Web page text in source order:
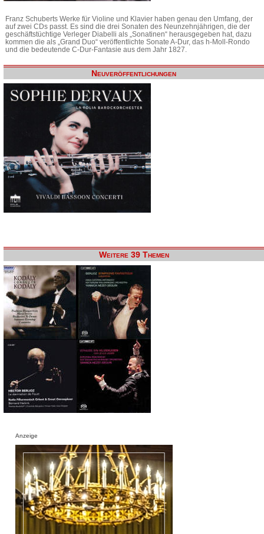
Franz Schuberts Werke für Violine und Klavier haben genau den Umfang, der
auf zwei CDs passt. Es sind die drei Sonaten des Neunzehnjährigen, die der
geschäftstüchtige Verleger Diabelli als „Sonatinen“ herausgegeben hat, dazu
kommen die als „Grand Duo“ veröffentlichte Sonate A-Dur, das h-Moll-Rondo
und die bedeutende C-Dur-Fantasie aus dem Jahr 1827.
Neuveröffentlichungen
Weitere 39 Themen
Anzeige